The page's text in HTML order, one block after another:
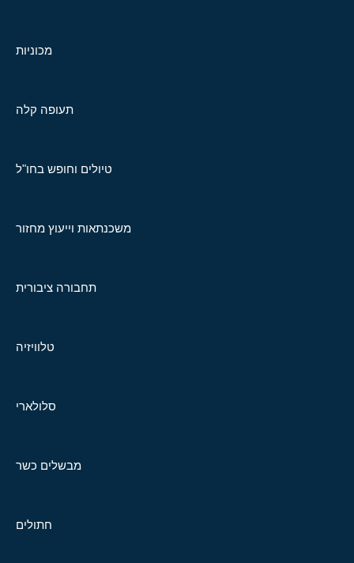
מכוניות
תעופה קלה
טיולים וחופש בחו"ל
משכנתאות וייעוץ מחזור
תחבורה ציבורית
טלוויזיה
סלולארי
מבשלים כשר
חתולים